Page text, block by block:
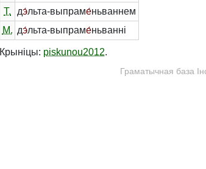
Т.
дэ́льта-выпраме́ньваннем
М. дэ́льта-выпраме́ньванні
Крыніцы: piskunou2012.
Граматычная база